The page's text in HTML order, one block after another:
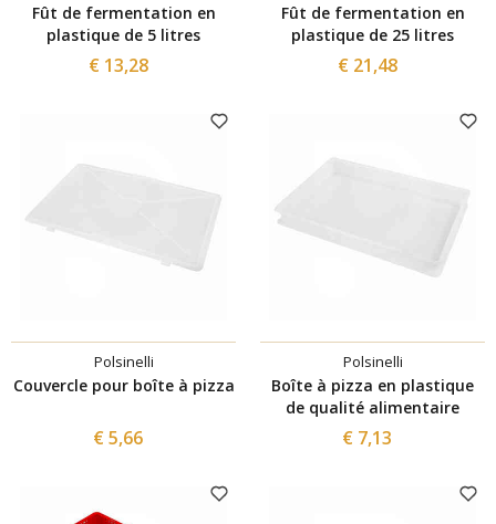
Fût de fermentation en
plastique de 5 litres
€ 13,28
Fût de fermentation en
plastique de 25 litres
€ 21,48
Polsinelli
Couvercle pour boîte à pizza
€ 5,66
Polsinelli
Boîte à pizza en plastique
de qualité alimentaire
€ 7,13